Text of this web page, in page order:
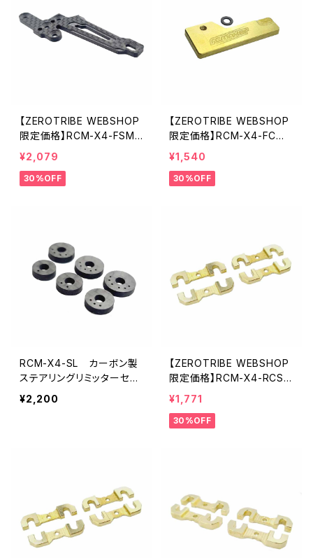
【ZEROTRIBE WEBSHOP
限定価格】RCM-X4-FSM-
F GeoCarbon フローテ
ィングフロントサーボマウン
ト XRAY X4用
¥2,079
30%OFF
【ZEROTRIBE WEBSHOP
限定価格】RCM-X4-FCW
真鍮製LCGフロントセン
ターウェイト XRAY X4用(1
3g)
¥1,540
30%OFF
RCM-X4-SL カーボン製
ステアリングリミッターセッ
ト(7.5mm～10mm)
¥2,200
【ZEROTRIBE WEBSHOP
限定価格】RCM-X4-RCSB
-1.5 真鍮製 ロールセンタ
ーシムプレートセット XRAY
X4用 1.5mm
¥1,771
30%OFF